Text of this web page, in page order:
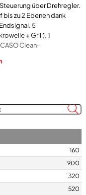
über Drehregler.
zu 2 Ebenen dank
5
+ Grill). 1
Clean-
160
900
320
520